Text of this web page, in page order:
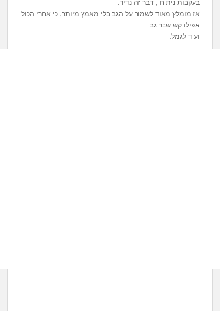
בעקבות ניתוח , דבר זה נדיר.
אז מומלץ מאוד לשמור על הגב בלי מאמץ מיותר, כי אחרי הכול
אפילו קש שבר גב
ועוד לגמל.